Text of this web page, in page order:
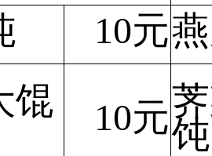
10元
馄
10元饨